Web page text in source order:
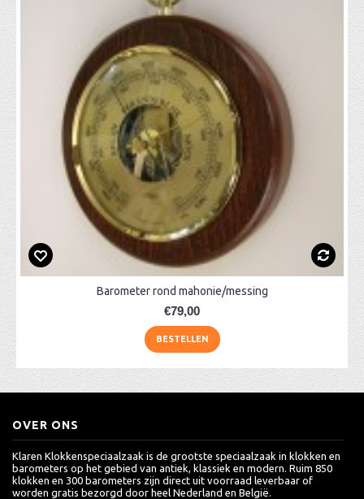
Barometer rond mahonie/messing
€79,00
BESTELLEN
OVER ONS
Klaren Klokkenspeciaalzaak is de grootste speciaalzaak in klokken en
barometers op het gebied van antiek, klassiek en modern. Ruim 850
klokken en 300 barometers zijn direct uit voorraad leverbaar of
worden gratis bezorgd door heel Nederland en België.